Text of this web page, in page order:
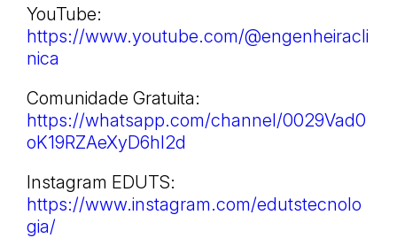
YouTube:
https://www.youtube.com/@engenheiracli
nica
Comunidade Gratuita:
https://whatsapp.com/channel/0029Vad0
oK19RZAeXyD6hI2d
Instagram EDUTS:
https://www.instagram.com/edutstecnolo
gia/